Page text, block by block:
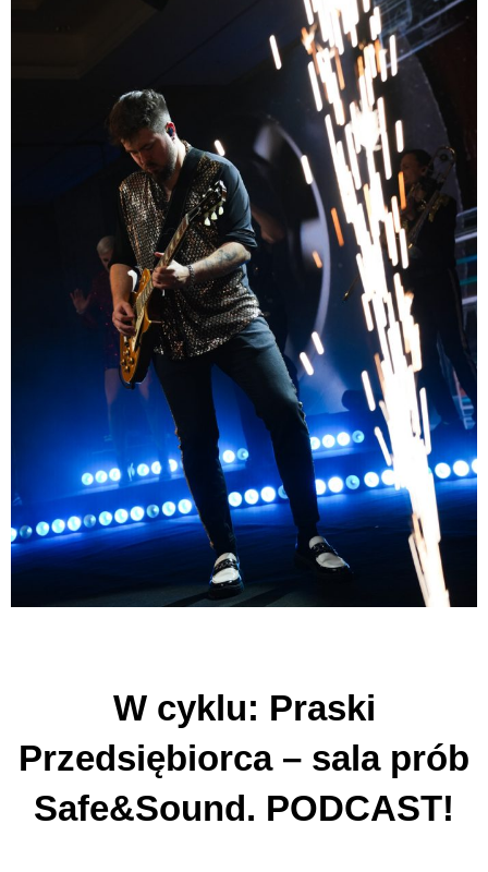
W cyklu: Praski
Przedsiębiorca – sala prób
Safe&Sound. PODCAST!